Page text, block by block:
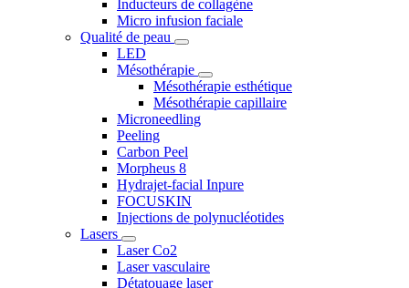
Inducteurs de collagène
Micro infusion faciale
Qualité de peau
LED
Mésothérapie
Mésothérapie esthétique
Mésothérapie capillaire
Microneedling
Peeling
Carbon Peel
Morpheus 8
Hydrajet-facial Inpure
FOCUSKIN
Injections de polynucléotides
Lasers
Laser Co2
Laser vasculaire
Détatouage laser